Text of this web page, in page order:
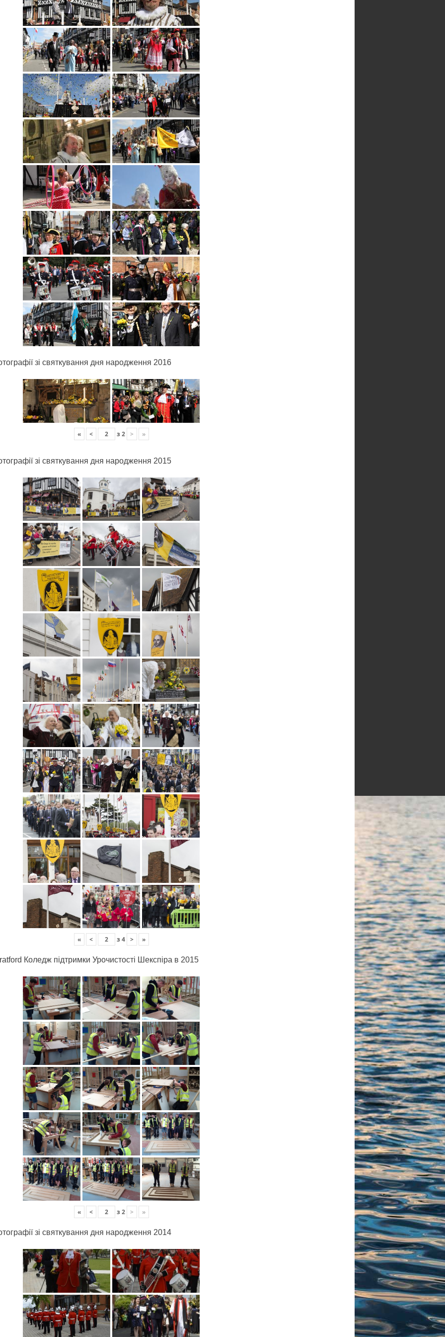
зі святкування дня народження 2016
« < з 2 > »
зі святкування дня народження 2015
« < з 4 > »
Коледж підтримки Урочистості Шекспіра в 2015
« < з 2 > »
зі святкування дня народження 2014